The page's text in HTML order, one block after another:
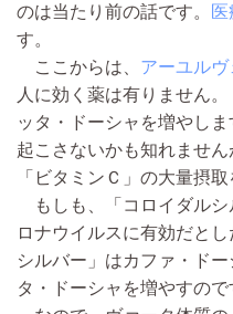
のは当たり前の話です。
す。
ここからは、 アーユルヴ
人に効く薬は有りません
ッタ・ドーシャを増やし
起こさないかも知れませ
「ビタミンＣ」の大量摂
もしも、「コロイダルシ
ロナウイルスに有効だと
シルバー」はカファ・ド
タ・ドーシャを増やすので